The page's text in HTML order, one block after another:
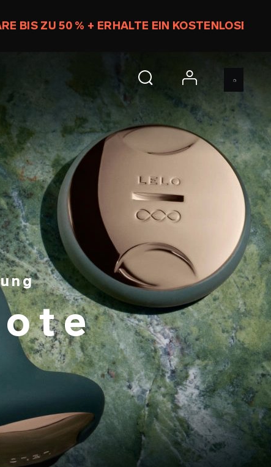
14 m 50 s JETZT SHOPPEN
account